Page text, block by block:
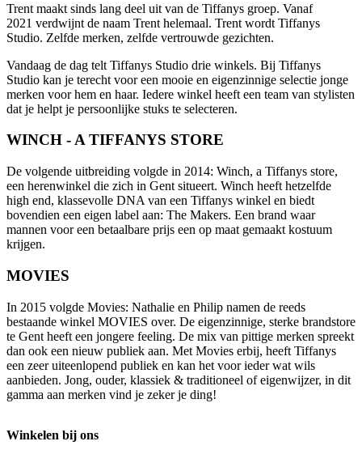
Trent maakt sinds lang deel uit van de Tiffanys groep. Vanaf
2021 verdwijnt de naam Trent helemaal. Trent wordt Tiffanys
Studio. Zelfde merken, zelfde vertrouwde gezichten.
Vandaag de dag telt Tiffanys Studio drie winkels. Bij Tiffanys
Studio kan je terecht voor een mooie en eigenzinnige selectie jonge
merken voor hem en haar. Iedere winkel heeft een team van stylisten
dat je helpt je persoonlijke stuks te selecteren.
WINCH - A TIFFANYS STORE
De volgende uitbreiding volgde in 2014: Winch, a Tiffanys store,
een herenwinkel die zich in Gent situeert. Winch heeft hetzelfde
high end, klassevolle DNA van een Tiffanys winkel en biedt
bovendien een eigen label aan: The Makers. Een brand waar
mannen voor een betaalbare prijs een op maat gemaakt kostuum
krijgen.
MOVIES
In 2015 volgde Movies: Nathalie en Philip namen de reeds
bestaande winkel MOVIES over. De eigenzinnige, sterke brandstore
te Gent heeft een jongere feeling. De mix van pittige merken spreekt
dan ook een nieuw publiek aan. Met Movies erbij, heeft Tiffanys
een zeer uiteenlopend publiek en kan het voor ieder wat wils
aanbieden. Jong, ouder, klassiek & traditioneel of eigenwijzer, in dit
gamma aan merken vind je zeker je ding!
Winkelen bij ons